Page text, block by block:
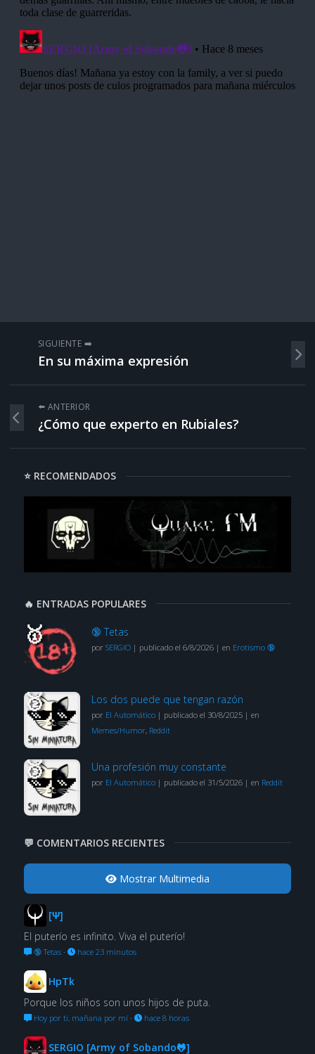
SIGUIENTE ➡️
En su máxima expresión
⬅️ ANTERIOR
¿Cómo que experto en Rubiales?
⭐ RECOMENDADOS
🔥 ENTRADAS POPULARES
🔞 Tetas
por SERGIO| publicado el 6/8/2026| en Erotismo 🔞
Los dos puede que tengan razón
por El Automático| publicado el 30/8/2025| en
Memes/Humor, Reddit
Una profesión muy constante
por El Automático| publicado el 31/5/2026| en Reddit
💬 COMENTARIOS RECIENTES
Mostrar Multimedia
[Ψ]
El puterío es infinito. Viva el puterío!
🔞 Tetas· hace 23 minutos
HpTk
Porque los niños son unos hijos de puta.
Hoy por ti, mañana por mí· hace 8 horas
SERGIO [Army of Sobando🐸]